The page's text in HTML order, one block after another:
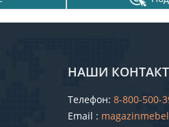
НАШИ
Телефон: 8-800-500-
Email :